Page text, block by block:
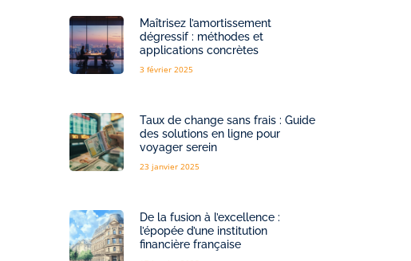
Maîtrisez l’amortissement
dégressif : méthodes et
applications concrètes
3 février 2025
Taux de change sans frais : Guide
des solutions en ligne pour
voyager serein
23 janvier 2025
De la fusion à l’excellence :
l’épopée d’une institution
financière française